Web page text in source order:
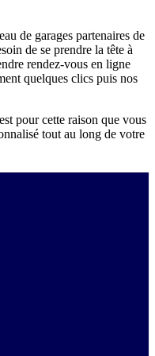
de garages partenaires de
de se prendre la tête à
rendez-vous en ligne
quelques clics puis nos
pour cette raison que vous
tout au long de votre